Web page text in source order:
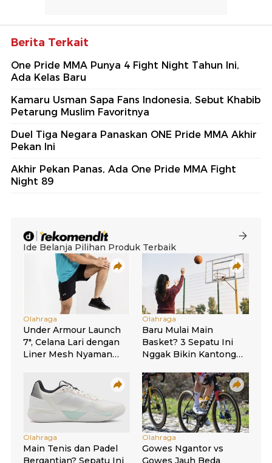
Berita Terkait
One Pride MMA Punya 4 Fight Night Tahun Ini,
Ada Kelas Baru
Kamaru Usman Sapa Fans Indonesia, Sebut Khabib
Petarung Muslim Favoritnya
Duel Tiga Negara Panaskan ONE Pride MMA Akhir
Pekan Ini
Akhir Pekan Panas, Ada One Pride MMA Fight
Night 89